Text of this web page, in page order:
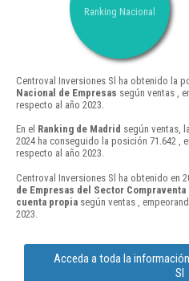
Ranking Nacional
Centroval Inversiones Sl ha obtenido la
Nacional de Empresas según ventas ,
respecto al año 2023.
En el Ranking de Madrid según ventas,
2024 ha conseguido la posición 71.642 ,
respecto al año 2023.
Centroval Inversiones Sl ha obtenido en
de Empresas del Sector
cuenta propia según ventas ,
2023.
Acceda a toda la
Sl